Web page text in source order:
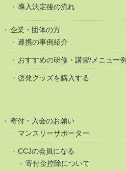
導入決定後の流れ
企業・団体の方
連携の事例紹介
おすすめの研修・講習/メニュー例
啓発グッズを購入する
寄付・入会のお願い
マンスリーサポーター
CCJの会員になる
寄付金控除について